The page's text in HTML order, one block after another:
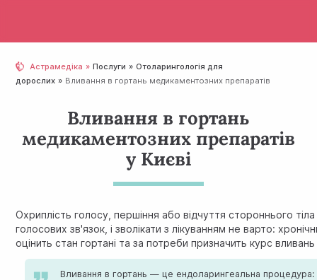
Астрамедіка Послуги
Отолaрингологія для
дорослих
Вливання в гортань медикаментозних препаратів
Вливання в гортань
медикаментозних препаратів
у Києві
Охриплість голосу, першіння або відчуття стороннього
голосових зв'язок, і зволікати з лікуванням не варто:
оцінить стан гортані та за потреби призначить курс
Вливання в гортань — це ендоларингеальна процедура: